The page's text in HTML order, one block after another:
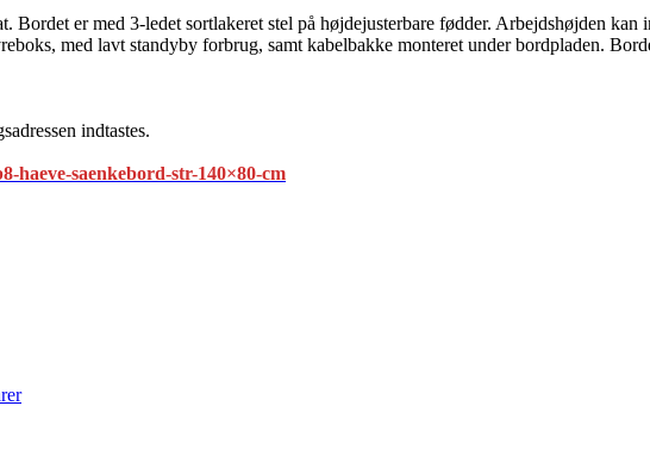
er med 3-ledet sortlakeret stel på højdejusterbare fødder. Arbejdshøjden kan
med lavt standyby forbrug, samt kabelbakke monteret under bordpladen.
indtastes.
haeve-saenkebord-str-140×80-cm